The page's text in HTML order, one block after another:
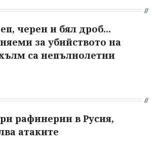
черен и бял дроб...
за убийството на
са непълнолетни
рафинерии в Русия,
атаките